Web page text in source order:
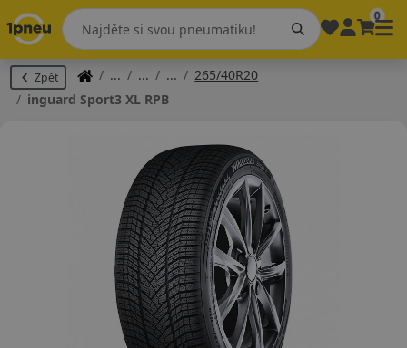
0
Zpět
265/40R20
inguard Sport3 XL RPB